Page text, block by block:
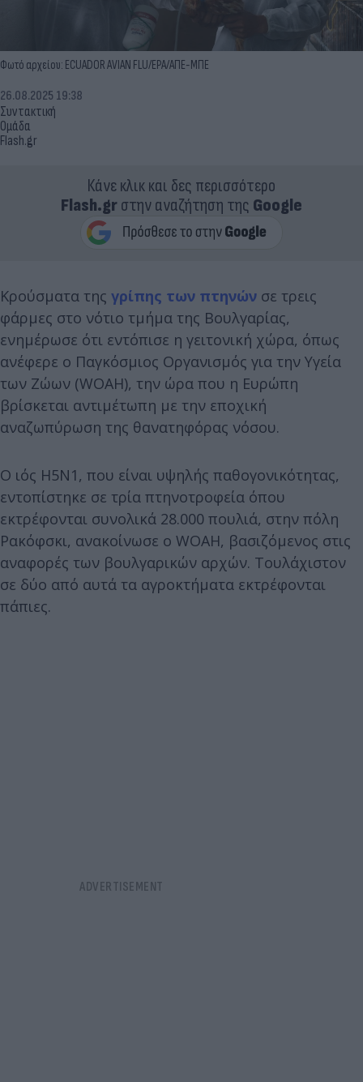
Φωτό αρχείου: ECUADOR AVIAN FLU/EPA/ΑΠΕ-ΜΠΕ
Συντακτική
Ομάδα
Flash.gr
26.08.2025 19:38
Κάνε κλικ και δες περισσότερο
Flash.grστην αναζήτηση της Google
Κρούσματα της γρίπης των πτηνών σε τρεις
φάρμες στο νότιο τμήμα της Βουλγαρίας,
ενημέρωσε ότι εντόπισε η γειτονική χώρα, όπως
ανέφερε ο Παγκόσμιος Οργανισμός για την Υγεία
των Ζώων (WOAH), την ώρα που η Ευρώπη
βρίσκεται αντιμέτωπη με την εποχική
αναζωπύρωση της θανατηφόρας νόσου.
Ο ιός Η5Ν1, που είναι υψηλής παθογονικότητας,
εντοπίστηκε σε τρία πτηνοτροφεία όπου
εκτρέφονται συνολικά 28.000 πουλιά, στην πόλη
Ρακόφσκι, ανακοίνωσε ο WOAH, βασιζόμενος στις
αναφορές των βουλγαρικών αρχών. Τουλάχιστον
σε δύο από αυτά τα αγροκτήματα εκτρέφονται
πάπιες.